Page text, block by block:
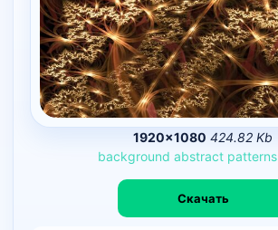
1920×1080 424.82 Kb
background abstract patterns
Скачать